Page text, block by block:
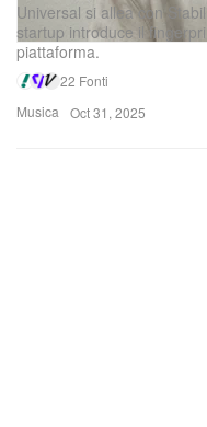
Musica
Universal si allea con
startup introduce il
piattaforma.
22 Fonti
Oct 31, 2025